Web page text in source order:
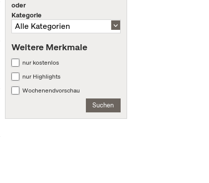
oder
Kategorie
Weitere Merkmale
nur kostenlos
nur Highlights
Wochenendvorschau
Suchen